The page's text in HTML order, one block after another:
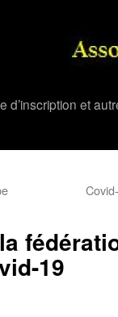
d’inscription et
19